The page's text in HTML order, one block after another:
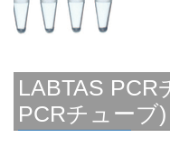
LABTAS
PCRチューブ)